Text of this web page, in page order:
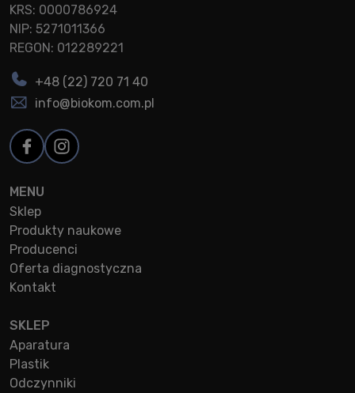
KRS: 0000786924
NIP: 5271011366
REGON: 012289221
+48 (22) 720 71 40
info@biokom.com.pl
MENU
Sklep
Produkty naukowe
Producenci
Oferta diagnostyczna
Kontakt
SKLEP
Aparatura
Plastik
Odczynniki